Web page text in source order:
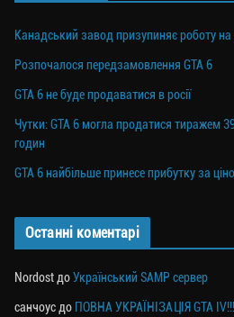
Канадський завод призупиняє роботу на
Розпочалося передзамовлення GTA 6
GTA 6 не буде продаватися в росії
Чутки: GTA 6 могла продатися тиражем
годин
GTA 6 найбільше принесе прибутку за
Останні коментарі
Nordost доУкраїнський SAMP сервер
санчоус до ПОВНА УКРАЇНІЗАЦІЯ GTA